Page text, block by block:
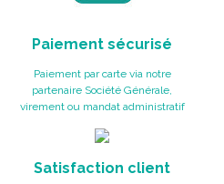
Paiement sécurisé
Paiement par carte via notre
partenaire Société Générale,
virement ou mandat administratif
Satisfaction client